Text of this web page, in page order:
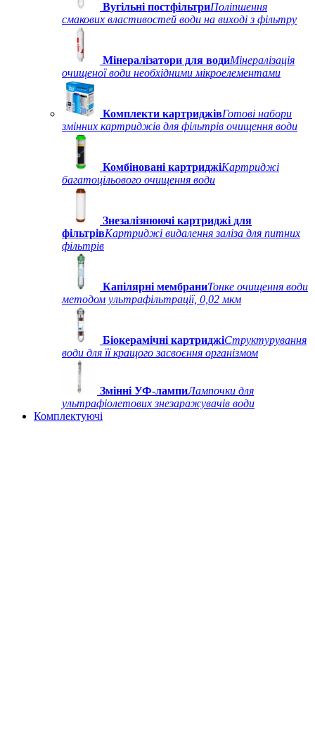
Вугільні постфільтриПоліпшення
смакових властивостей води на виході з фільтру
Мінералізатори для водиМінералізація
очищеної води необхідними мікроелементами
Комплекти картриджівГотові набори
змінних картриджів для фільтрів очищення води
Комбіновані картриджіКартриджі
багатоцільового очищення води
Знезалізнюючі картриджі для
фільтрівКартриджі видалення заліза для питних
фільтрів
Капілярні мембраниТонке очищення води
методом ультрафільтрації, 0,02 мкм
Біокерамічні картриджіСтруктурування
води для її кращого засвоєння організмом
Змінні УФ-лампиЛампочки для
ультрафіолетових знезаражувачів води
Комплектуючі